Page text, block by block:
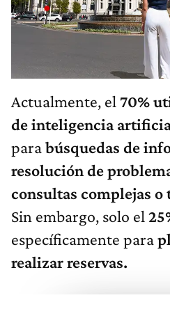
Actualmente, el 70%
de inteligencia
parabúsquedas de
resolución de
consultas complejas o
Sin embargo, solo el
específicamente para
realizar reservas.